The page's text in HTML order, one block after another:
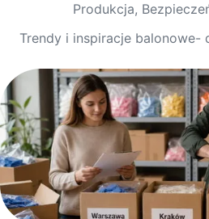
Produkcja,
Trendy i inspiracje balonowe-